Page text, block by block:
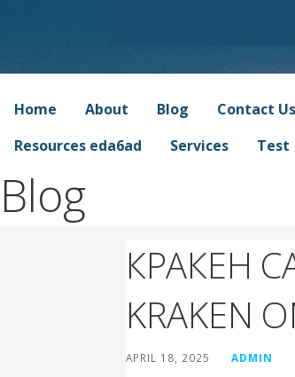
Home About Blog Contact Us
Resources eda6ad
Services Test
Blog
КРАКЕН
KRAKEN
APRIL 18, 2025 ADMIN